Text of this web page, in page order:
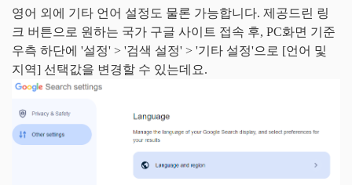
영어 외에 기타 언어 설정도 물론 가능합니다. 제공드린 링
크 버튼으로 원하는 국가 구글 사이트 접속 후, PC화면 기준
우측 하단에 '설정' > '검색 설정' > '기타 설정'으로 [언어 및
지역] 선택값을 변경할 수 있는데요.